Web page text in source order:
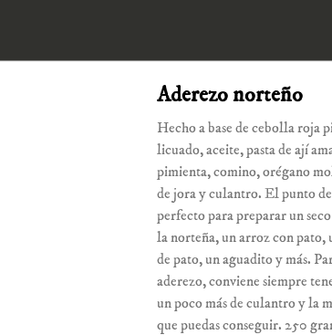
Aderezo norteño
Hecho a base de cebolla roja
licuado, aceite, pasta de ají
pimienta, comino, orégano
de jora y culantro. El punto
perfecto para preparar un
la norteña, un arroz con pato,
de pato, un aguadito y más.
aderezo, conviene siempre
un poco más de culantro y la
que puedas conseguir. 250